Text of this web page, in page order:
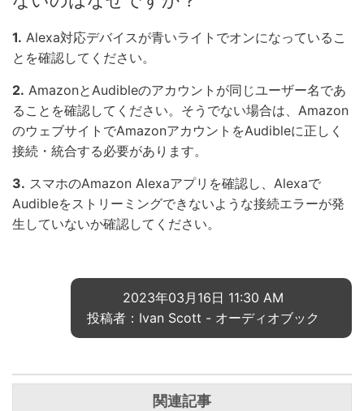
1. Alexa対応デバイスが青いライトでオンになっているこ
とを確認してください。
2. AmazonとAudibleのアカウントが同じユーザー名であ
ることを確認してください。そうでない場合は、Amazon
のウェブサイトでAmazonアカウントをAudibleに正しく
接続・統合する必要があります。
3. スマホのAmazon Alexaアプリを確認し、Alexaで
Audibleをストリーミングできないような接続エラーが発
生していないか確認してください。
2023年03月16日 11:30 AM
投稿者：Ivan Scott - オーディオブック
関連記事